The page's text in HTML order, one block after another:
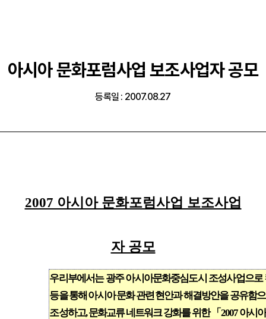
아시아 문화포럼사업 보조사업자 공모
등록일 : 2007.08.27
2007 아시아 문화포럼사업 보조사업
자 공모
우리부에서는 광주 아시아문화중심도시 조성사업으로
등을 통해 아시아 문화 관련 현안과 해결방안을 공유함
조성하고, 문화교류 네트워크 강화를 위한 「2007 아시